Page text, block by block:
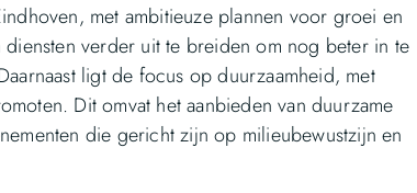
met ambitieuze plannen voor groei en
verder uit te breiden om nog beter in te
ligt de focus op duurzaamheid, met
Dit omvat het aanbieden van duurzame
die gericht zijn op milieubewustzijn en